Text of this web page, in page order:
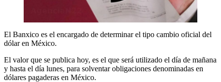
El Banxico es el encargado de determinar el tipo cambio oficial del
dólar en México.
El valor que se publica hoy, es el que será utilizado el día de mañana
y hasta el día lunes, para solventar obligaciones denominadas en
dólares pagaderas en México.